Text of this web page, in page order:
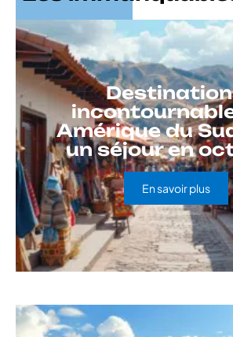
Amérique du
un séjour en
En savoir plus